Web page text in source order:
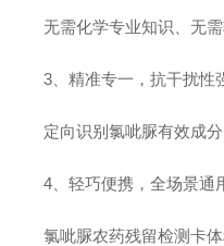
无需化学专业知识、无
3、精准专一，抗干扰性
定向识别氯呲脲有效成
4、轻巧便携，全场景通
氯呲脲农药残留检测卡